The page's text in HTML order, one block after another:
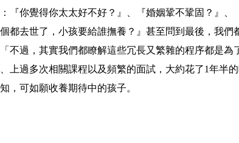
『你覺得你太太好不好？』、『婚姻鞏不鞏固？』、
都去世了，小孩要給誰撫養？』甚至問到最後，我們
不過，其實我們都瞭解這些冗長又繁雜的程序都是為
上過多次相關課程以及頻繁的面試，大約花了1年半
，可如願收養期待中的孩子。